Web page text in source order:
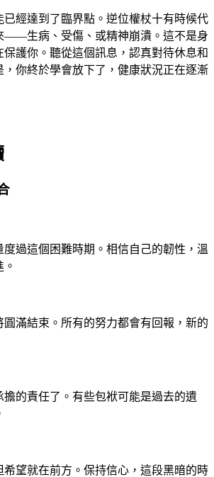
已經達到了臨界點。逆位權杖十有時候代
——生病、受傷、或精神崩潰。這不是身
護你。聽從這個訊息，認真對待休息和
，你終於學會放下了，健康狀況正在逐漸
過這個困難時期。相信自己的韌性，溫
滿結束。所有的努力都會有回報，新的
擔的責任了。有些包袱可能是過去的遺
希望就在前方。保持信心，這段黑暗的時